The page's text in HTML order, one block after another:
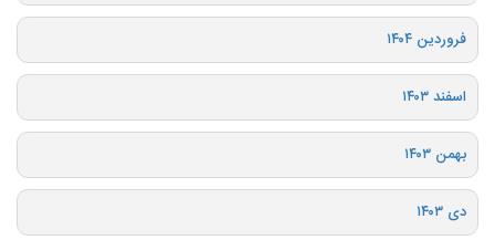
فروردین ۱۴۰۴
اسفند ۱۴۰۳
بهمن ۱۴۰۳
دی ۱۴۰۳